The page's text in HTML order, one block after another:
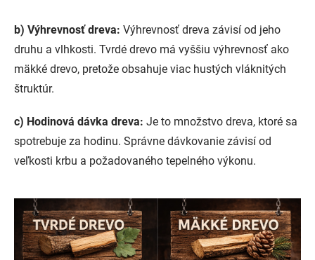
b) Výhrevnosť dreva: Výhrevnosť dreva závisí od jeho
druhu a vlhkosti. Tvrdé drevo má vyššiu výhrevnosť ako
mäkké drevo, pretože obsahuje viac hustých vláknitých
štruktúr.
c) Hodinová dávka dreva: Je to množstvo dreva, ktoré sa
spotrebuje za hodinu. Správne dávkovanie závisí od
veľkosti krbu a požadovaného tepelného výkonu.